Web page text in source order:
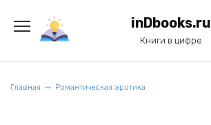
содержанию
inDbooks.ru
Книги в цифре
Главная Романтическая эротика